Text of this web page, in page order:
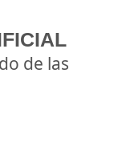
de las